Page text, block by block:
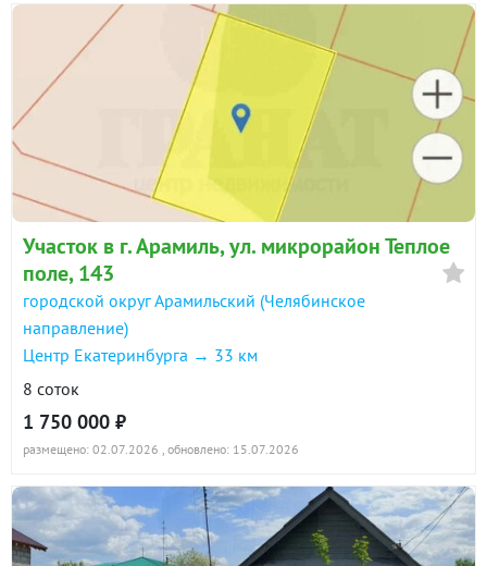
Участок в г. Арамиль, ул. микрорайон Теплое
поле, 143
городской округ Арамильский (Челябинское
направление)
Центр Екатеринбурга → 33 км
8 соток
1 750 000 ₽
размещено: 02.07.2026 , обновлено: 15.07.2026